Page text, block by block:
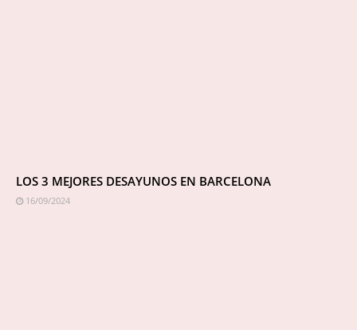
LOS 3 MEJORES DESAYUNOS EN BARCELONA
16/09/2024